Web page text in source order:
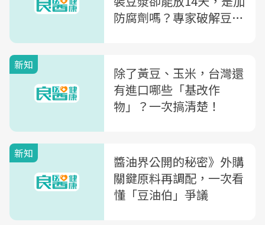
防腐劑嗎？專家破解豆漿
新知
除了黃豆、玉米，台灣還
有進口哪些「基改作
物」？一次搞清楚！
新知
醬油界公開的秘密》外購
關鍵原料再調配，一次看
懂「豆油伯」爭議